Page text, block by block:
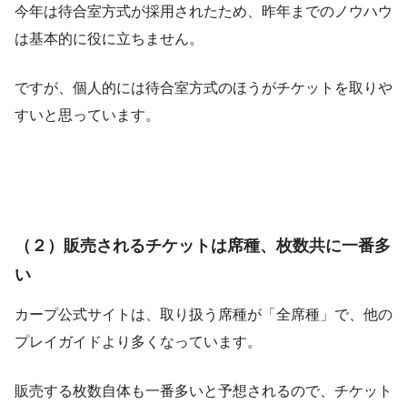
今年は待合室方式が採用されたため、昨年までのノウハウ
は基本的に役に立ちません。
ですが、個人的には待合室方式のほうがチケットを取りや
すいと思っています。
（２）販売されるチケットは席種、枚数共に一番多
い
カープ公式サイトは、取り扱う席種が「全席種」で、他の
プレイガイドより多くなっています。
販売する枚数自体も一番多いと予想されるので、チケット